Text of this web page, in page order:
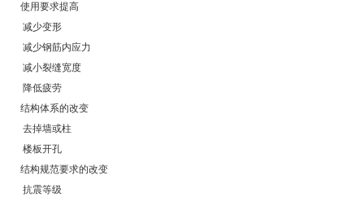
使用要求提高
 减少变形
 减少钢筋内应力
 减小裂缝宽度
 降低疲劳
结构体系的改变
 去掉墙或柱
 楼板开孔
结构规范要求的改变
 抗震等级